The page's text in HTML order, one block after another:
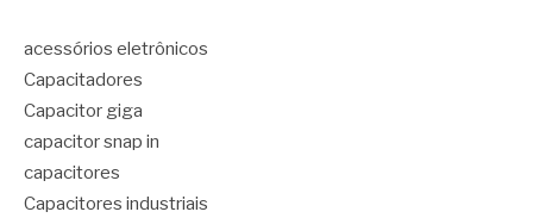
acessórios eletrônicos
Capacitadores
Capacitor giga
capacitor snap in
capacitores
Capacitores industriais